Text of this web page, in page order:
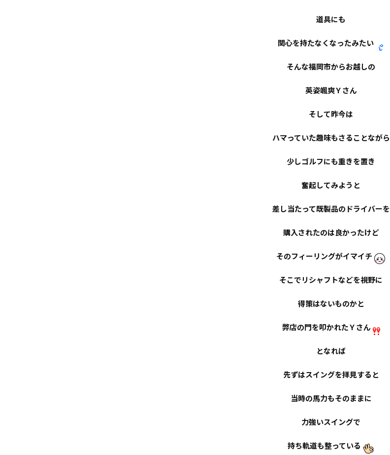
道具にも
関心を持たなくなったみたい
そんな福岡市からお越しの
英姿颯爽Ｙさん
そして昨今は
ハマっていた趣味もさることながら
少しゴルフにも重きを置き
奮起してみようと
差し当たって既製品のドライバーを
購入されたのは良かったけど
そのフィーリングがイマイチ
そこでリシャフトなどを視野に
得策はないものかと
弊店の門を叩かれたＹさん
となれば
先ずはスイングを拝見すると
当時の馬力もそのままに
力強いスイングで
持ち軌道も整っている